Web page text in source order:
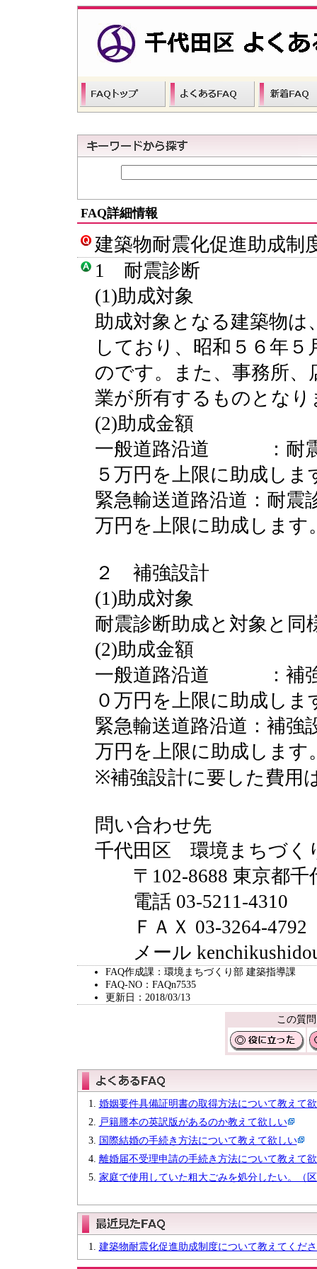
FAQ詳細情報
建築物耐震化促進助成
1 耐震診断
(1)助成対象
助成対象となる建築物は
しており、昭和５６年
のです。また、事務所、
業が所有するものとなり
(2)助成金額
一般道路沿道 ：耐震
５万円を上限に助成しま
緊急輸送道路沿道：耐震
万円を上限に助成します
２ 補強設計
(1)助成対象
耐震診断助成と対象と同
(2)助成金額
一般道路沿道 ：補強
０万円を上限に助成しま
緊急輸送道路沿道：補強
万円を上限に助成します
※補強設計に要した費用
問い合わせ先
千代田区 環境まちづ
〒102-8688 東京都千
電話 03-5211-4310
ＦＡＸ 03-3264-4792
メール
FAQ作成課：環境まちづくり部 建築指導課
FAQ-NO：FAQn7535
更新日：2018/03/13
この質
婚姻要件具備証明書の取得方法について教えて
戸籍謄本の英訳版があるのか教えて欲しい
国際結婚の手続き方法について教えて欲しい
離婚届不受理申請の手続き方法について教えて
家庭で使用していた粗大ごみを処分したい。（
建築物耐震化促進助成制度について教えてくだ